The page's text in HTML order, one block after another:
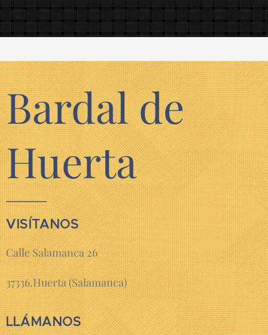
Bardal de
Huerta
VISÍTANOS
Calle Salamanca 26
37336.Huerta (Salamanca)
LLÁMANOS